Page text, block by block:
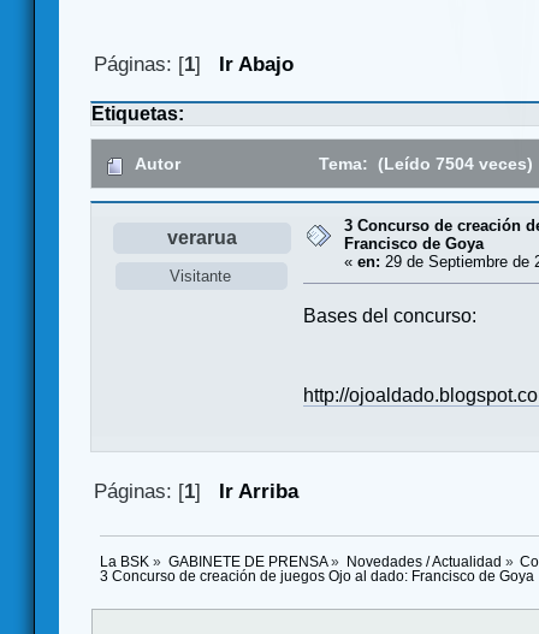
Páginas: [1] Ir Abajo
Etiquetas:
Autor Tema: (Leído 7504 veces)
verarua
Visitante
3 Concurso de creación
Francisco de Goya
« en: 29 de Septiembre de
Bases del concurso:
http://
Páginas: [1] Ir Arriba
La BSK » GABINETE DE PRENSA» Novedades / Actualidad »
3 Concurso de creación de juegos Ojo al dado: Francisco de Goya